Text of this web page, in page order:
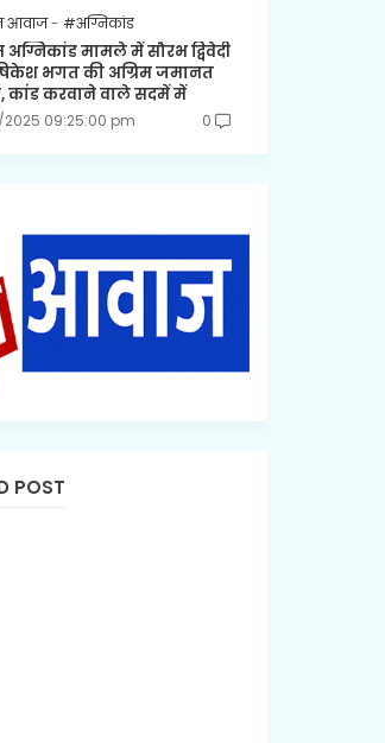
आवाज #अग्निकांड
मामले में सौरभ द्विवेदी
भगत की अग्रिम जमानत
कांड करवाने वाले सदमें में
2025 09:25:00 pm 0
POST